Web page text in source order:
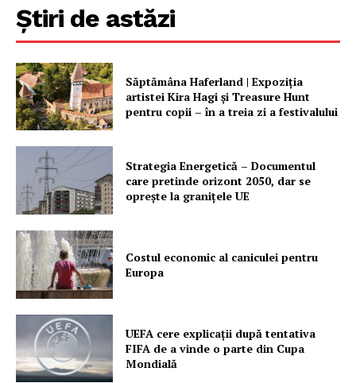
Știri de astăzi
Săptămâna Haferland | Expoziţia
artistei Kira Hagi şi Treasure Hunt
pentru copii – în a treia zi a festivalului
Strategia Energetică – Documentul
care pretinde orizont 2050, dar se
oprește la granițele UE
Costul economic al caniculei pentru
Europa
UEFA cere explicații după tentativa
FIFA de a vinde o parte din Cupa
Mondială